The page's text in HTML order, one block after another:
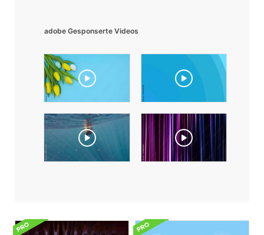
adobe Gesponserte Videos